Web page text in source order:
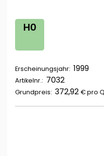
H0
Erscheinungsjahr: 1999
Artikelnr.: 7032
Grundpreis: 372,92 € pro